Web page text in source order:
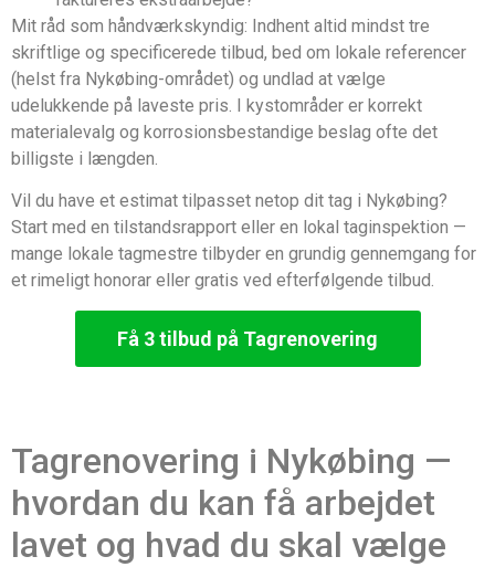
Mit råd som håndværkskyndig: Indhent altid mindst tre
skriftlige og specificerede tilbud, bed om lokale referencer
(helst fra Nykøbing-området) og undlad at vælge
udelukkende på laveste pris. I kystområder er korrekt
materialevalg og korrosionsbestandige beslag ofte det
billigste i længden.
Vil du have et estimat tilpasset netop dit tag i Nykøbing?
Start med en tilstandsrapport eller en lokal taginspektion —
mange lokale tagmestre tilbyder en grundig gennemgang for
et rimeligt honorar eller gratis ved efterfølgende tilbud.
Få 3 tilbud på Tagrenovering
Tagrenovering i Nykøbing —
hvordan du kan få arbejdet
lavet og hvad du skal vælge